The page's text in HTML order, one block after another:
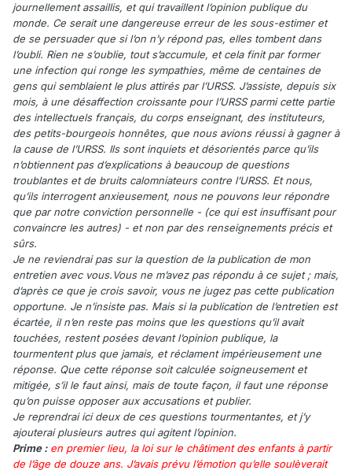
journellement assaillis, et qui travaillent l’opinion publique du
monde. Ce serait une dangereuse erreur de les sous-estimer et
de se persuader que si l’on n’y répond pas, elles tombent dans
l’oubli. Rien ne s’oublie, tout s’accumule, et cela finit par former
une infection qui ronge les sympathies, même de centaines de
gens qui semblaient le plus attirés par l’URSS. J’assiste, depuis six
mois, à une désaffection croissante pour l’URSS parmi cette partie
des intellectuels français, du corps enseignant, des instituteurs,
des petits-bourgeois honnêtes, que nous avions réussi à gagner à
la cause de l’URSS. Ils sont inquiets et désorientés parce qu’ils
n’obtiennent pas d’explications à beaucoup de questions
troublantes et de bruits calomniateurs contre l’URSS. Et nous,
qu’ils interrogent anxieusement, nous ne pouvons leur répondre
que par notre conviction personnelle - (ce qui est insuffisant pour
convaincre les autres) - et non par des renseignements précis et
sûrs.
Je ne reviendrai pas sur la question de la publication de mon
entretien avec vous.Vous ne m’avez pas répondu à ce sujet ; mais,
d’après ce que je crois savoir, vous ne jugez pas cette publication
opportune. Je n’insiste pas. Mais si la publication de l’entretien est
écartée, il n’en reste pas moins que les questions qu’il avait
touchées, restent posées devant l’opinion publique, la
tourmentent plus que jamais, et réclament impérieusement une
réponse. Que cette réponse soit calculée soigneusement et
mitigée, s’il le faut ainsi, mais de toute façon, il faut une réponse
qu’on puisse opposer aux accusations et publier.
Je reprendrai ici deux de ces questions tourmentantes, et j’y
ajouterai plusieurs autres qui agitent l’opinion.
Prime : en premier lieu, la loi sur le châtiment des enfants à partir
de l’âge de douze ans. J’avais prévu l’émotion qu’elle soulèverait